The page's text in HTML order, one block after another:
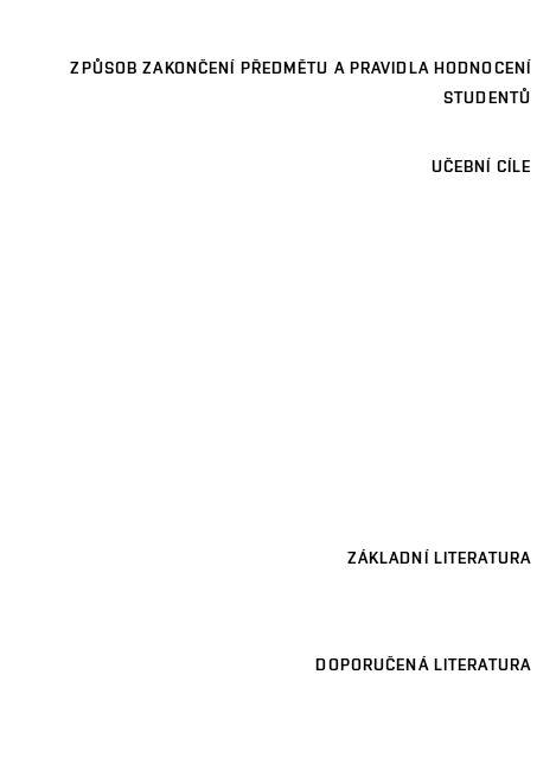
ZPŮSOB ZAKONČENÍ PŘEDMĚTU A PRAVIDLA HODNOCENÍ
STUDENTŮ
UČEBNÍ CÍLE
ZÁKLADNÍ LITERATURA
DOPORUČENÁ LITERATURA